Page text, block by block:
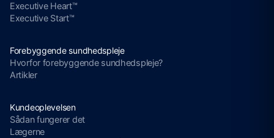
Executive Heart™
Executive Start™
Forebyggende sundhedspleje
Hvorfor forebyggende sundhedspleje?
Artikler
Kundeoplevelsen
Sådan fungerer det
Lægerne